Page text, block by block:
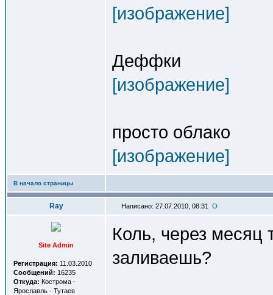
[изображение]
Деффки
[изображение]
просто облако
[изображение]
В начало страницы
Ray Написано: 27.07.2010, 08:31
Site Admin
Регистрация: 11.03.2010
Сообщений: 16235
Откуда: Кострома -
Ярославль - Тутаев
Коль, через месяц
заливаешь?